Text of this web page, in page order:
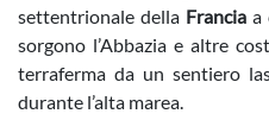
settentrionale della Francia a
sorgono l’Abbazia e altre
terraferma da un sentiero
durante l’alta marea.